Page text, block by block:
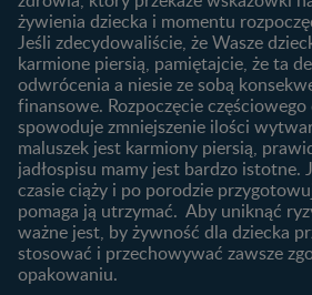
Ząbkowanie u niemowląt Jakie
wybrać
Jak
Przydatne materiały dla
rodziców
Poradniki dla rodziców
Karty do zdjęć dla
Maluszka
Materiały do pobrania
Narzędzia dla rodziców
żywienia dziecka i momentu
Jeśli zdecydowaliście, że Wasze
karmione piersią, pamiętajcie, że ta
odwrócenia a niesie ze sobą
finansowe. Rozpoczęcie
spowoduje zmniejszenie ilości
maluszek jest karmiony piersią,
jadłospisu mamy jest bardzo istotne.
czasie ciąży i po porodzie
pomaga ją utrzymać. Aby uniknąć
ważne jest, by żywność dla dziecka
stosować i przechowywać zawsze
opakowaniu.